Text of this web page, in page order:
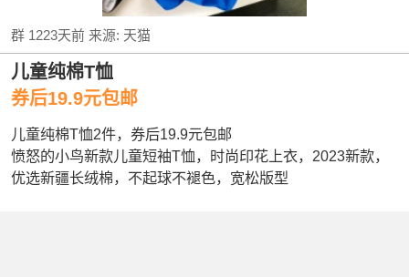
群 1223天前来源: 天猫
儿童纯棉T恤
券后19.9元包邮
儿童纯棉T恤2件，券后19.9元包邮
愤怒的小鸟新款儿童短袖T恤，时尚印花上衣，2023新款，
优选新疆长绒棉，不起球不褪色，宽松版型